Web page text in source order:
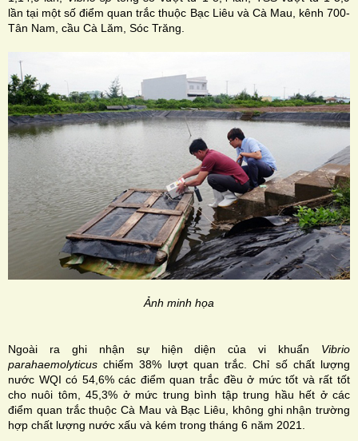
lần tại một số điểm quan trắc thuộc Bạc Liêu và Cà Mau, kênh 700-
Tân Nam, cầu Cà Lăm, Sóc Trăng.
Ảnh minh họa
Ngoài ra ghi nhận sự hiện diện của vi khuẩn Vibrio
parahaemolyticus chiếm 38% lượt quan trắc. Chỉ số chất lượng
nước WQI có 54,6% các điểm quan trắc đều ở mức tốt và rất tốt
cho nuôi tôm, 45,3% ở mức trung bình tập trung hầu hết ở các
điểm quan trắc thuộc Cà Mau và Bạc Liêu, không ghi nhận trường
hợp chất lượng nước xấu và kém trong tháng 6 năm 2021.